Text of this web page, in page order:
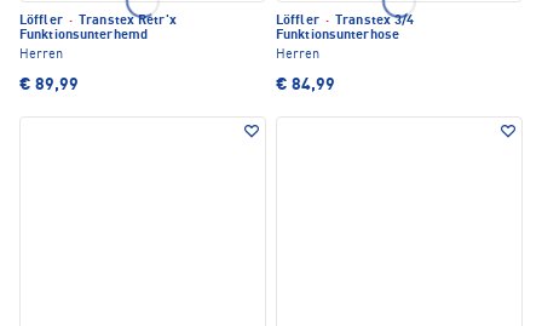
Löffler ·
Transtex Retr'x
Funktionsunterhemd
Herren
€ 89,99
Löffler ·
Transtex 3/4
Funktionsunterhose
Herren
€ 84,99